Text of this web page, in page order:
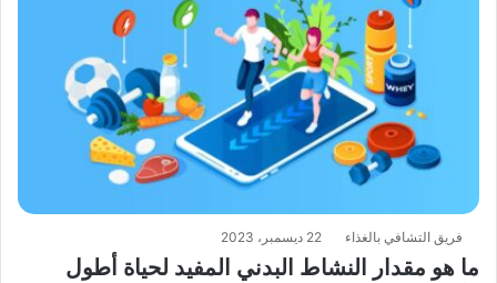
فريق التشافي بالغذاء 22 ديسمبر، 2023
ما هو مقدار النشاط البدني المفيد لحياة أطول